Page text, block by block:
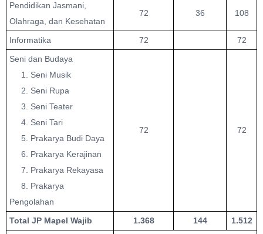
Pendidikan Jasmani,
Olahraga, dan Kesehatan
72 36 108
Informatika 72
72
Seni dan Budaya
1. Seni Musik
2. Seni Rupa
3. Seni Teater
4. Seni Tari
5. Prakarya Budi Daya
6. Prakarya Kerajinan
7. Prakarya Rekayasa
8. Prakarya
Pengolahan
72 72
Total JP Mapel Wajib 1.368 144
1.512